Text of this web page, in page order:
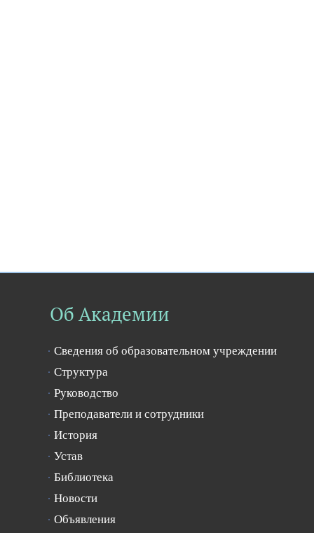
Об Академии
Сведения об образовательном учреждении
Структура
Руководство
Преподаватели и сотрудники
История
Устав
Библиотека
Новости
Объявления